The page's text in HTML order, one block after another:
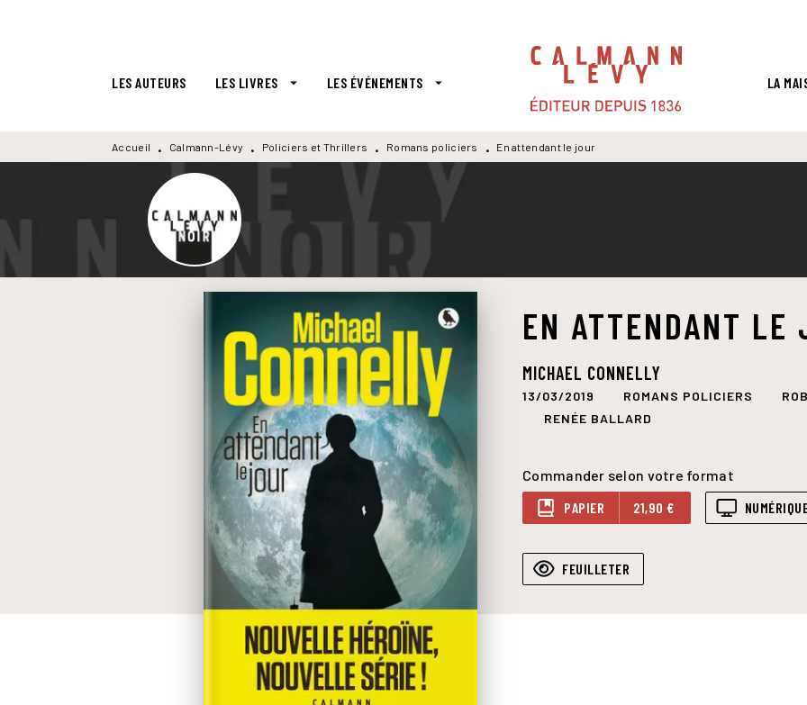
LES AUTEURS LES LIVRES arrow_drop_down LES ÉVÉNEMENTS arrow_drop_down LA
Accueil • Calmann-Lévy • Policiers et Thrillers • Romans policiers • En attendant le jour
EN ATTENDANT LE
MICHAEL CONNELLY
13/03/2019 ROMANS POLICIERS
RENÉE BALLARD
Commander selon votre format
PAPIER
21,90 €
FEUILLETER